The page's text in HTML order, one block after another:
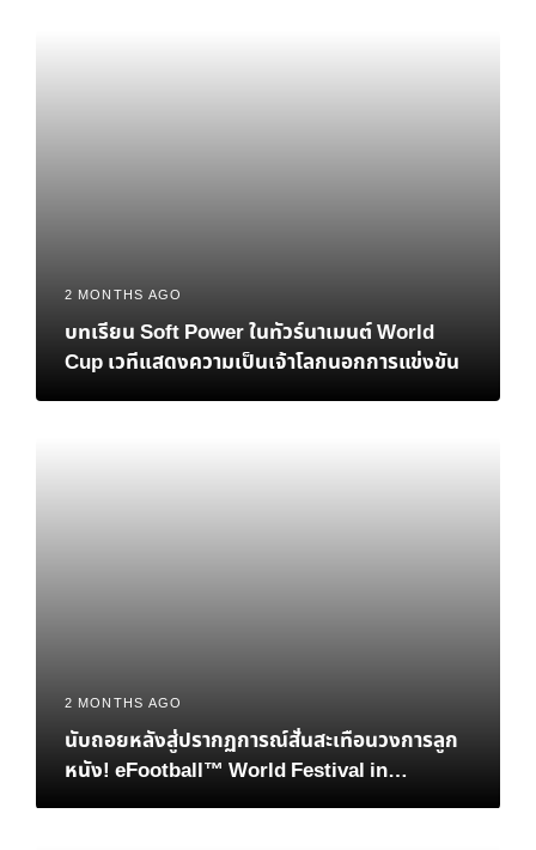
2 MONTHS AGO
บทเรียน Soft Power ในทัวร์นาเมนต์ World
Cup เวทีแสดงความเป็นเจ้าโลกนอกการแข่งขัน
2 MONTHS AGO
นับถอยหลังสู่ปรากฏการณ์สั่นสะเทือนวงการลูก
หนัง! eFootball™ World Festival in
Bangkok เมื่อตำนาน “เวย์น รูนีย์” และอนาคต